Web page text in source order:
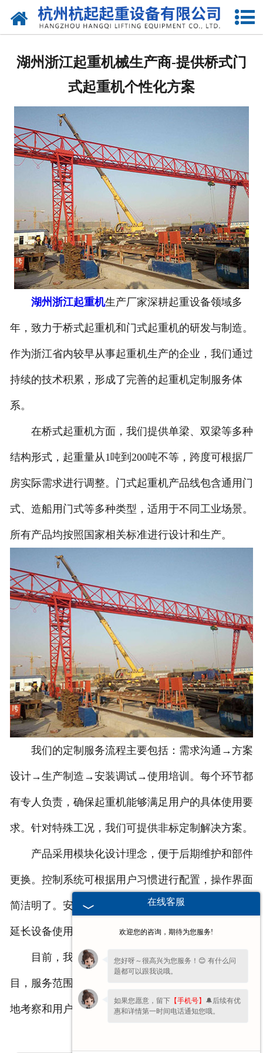
网站首页
新闻资讯
联系我们
湖州浙江起重机械生产商-提供桥式门
式起重机个性化方案
湖州浙江起重机生产厂家深耕起重设备领域多
年，致力于桥式起重机和门式起重机的研发与制造。
作为浙江省内较早从事起重机生产的企业，我们通过
持续的技术积累，形成了完善的起重机定制服务体
系。
在桥式起重机方面，我们提供单梁、双梁等多种
结构形式，起重量从1吨到200吨不等，跨度可根据厂
房实际需求进行调整。门式起重机产品线包含通用门
式、造船用门式等多种类型，适用于不同工业场景。
所有产品均按照国家相关标准进行设计和生产。
我们的定制服务流程主要包括：需求沟通→方案
设计→生产制造→安装调试→使用培训。每个环节都
有专人负责，确保起重机能够满足用户的具体使用要
求。针对特殊工况，我们可提供非标定制解决方案。
产品采用模块化设计理念，便于后期维护和部件
更换。控制系统可根据用户习惯进行配置，操作界面
简洁明了。安全防护装置符合国家规定，定期维护可
延长设备使用寿命。
目前，我们的产品已应用于浙江省内多个工业项
目，服务范围覆盖杭州、宁波、温州等地区。通过实
地考察和用户反馈，不断优化产品性能和服务质量。
在线客服
欢迎您的咨询，期待为您服务!
您好呀～很高兴为您服务！😊 有什么问
题都可以跟我说哦。
如果您愿意，留下 【手机号】 🔔后续有优
惠和详情第一时间电话通知您哦。